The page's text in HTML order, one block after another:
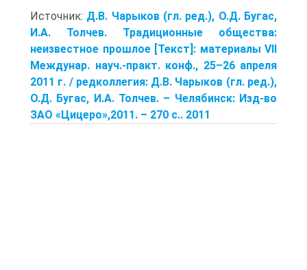
Источник: Д.В. Чарыков (гл. ред.), О.Д. Бугас,
И.А. Толчев. Традиционные общества:
неизвестное прошлое [Текст]: материалы VII
Междунар. науч.-практ. конф., 25–26 апреля
2011 г. / редколлегия: Д.В. Чарыков (гл. ред.),
О.Д. Бугас, И.А. Толчев. – Челябинск: Изд-во
ЗАО «Цицеро»,2011. – 270 с.. 2011